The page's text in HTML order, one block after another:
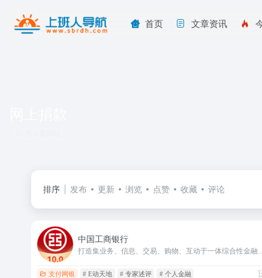
首页 文章资讯
排序 发布 更新 浏览 点赞 收藏 评论
中国工商银行
支付网银 # E动天地 # 专家述评 # 个人金融